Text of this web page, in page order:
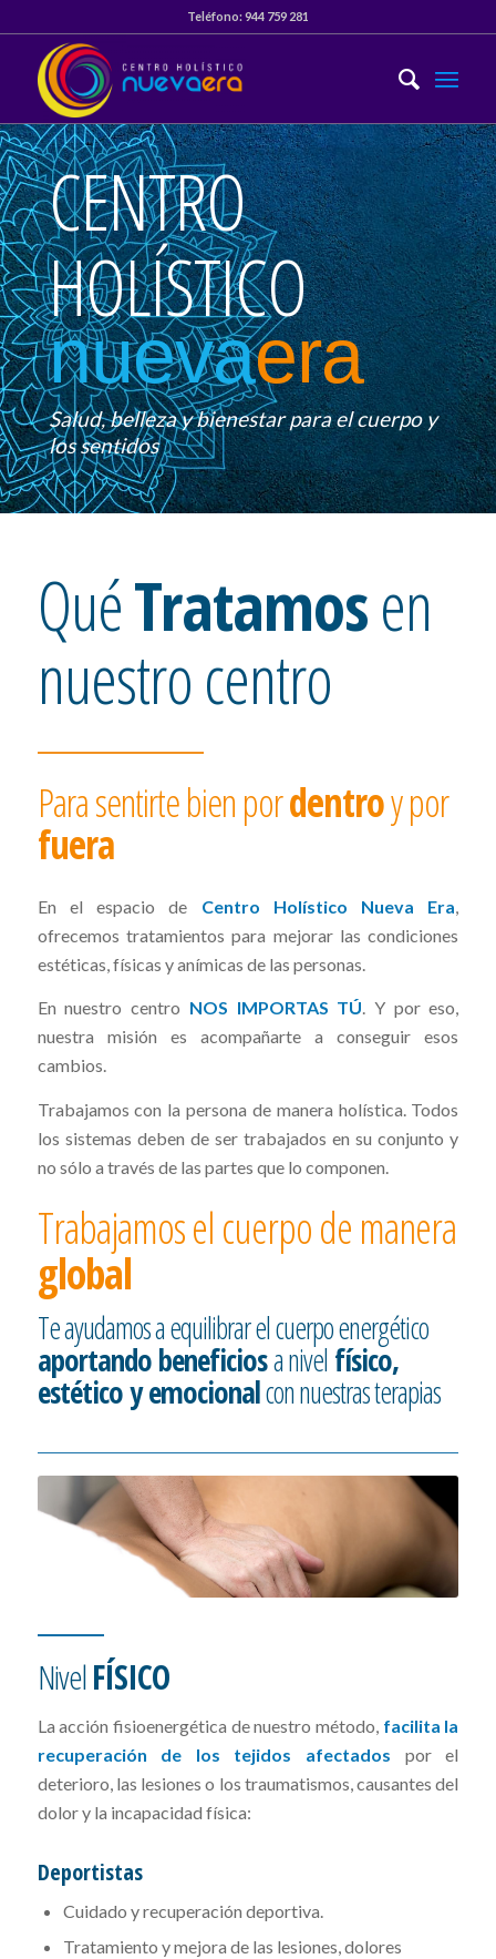
Teléfono:944 759 281
CENTRO
HOLÍSTICO
nuevaera
Salud, belleza y bienestar para el cuerpo y
los sentidos
QuéTratamosen
nuestro centro
Para sentirte bien pordentroy por
fuera
En el espacio de Centro Holístico Nueva Era
ofrecemos tratamientos para mejorar las condiciones
estéticas, físicas y anímicas de las personas.
En nuestro centro NOS IMPORTAS TÚ. Y por eso,
nuestra misión es acompañarte a conseguir esos
cambios.
Trabajamos con la persona de manera holística. Todos
los sistemas deben de ser trabajados en su conjunto y
no sólo a través de las partes que lo componen.
Trabajamos el cuerpo de manera
global
Te ayudamos a equilibrar el cuerpo energético
aportando beneficiosa nivel físico,
estético y emocionalcon nuestras terapias
NivelFÍSICO
La acción fisioenergética de nuestro método, facilita la
recuperación de los tejidos afectados por el
deterioro, las lesiones o los traumatismos, causantes del
dolor y la incapacidad física:
Deportistas
Cuidado y recuperación deportiva.
Tratamiento y mejora de las lesiones, dolores